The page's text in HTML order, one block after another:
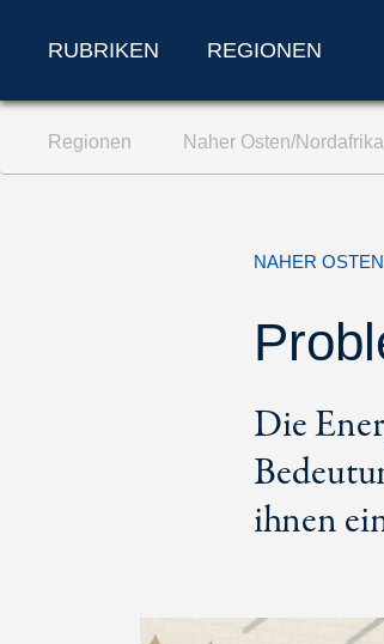
Zum Inhalt springen
Zur Suche springen
RUBRIKEN REGIONEN
Regionen Naher Osten/Nordafrika
NAHER
Die
ihnen